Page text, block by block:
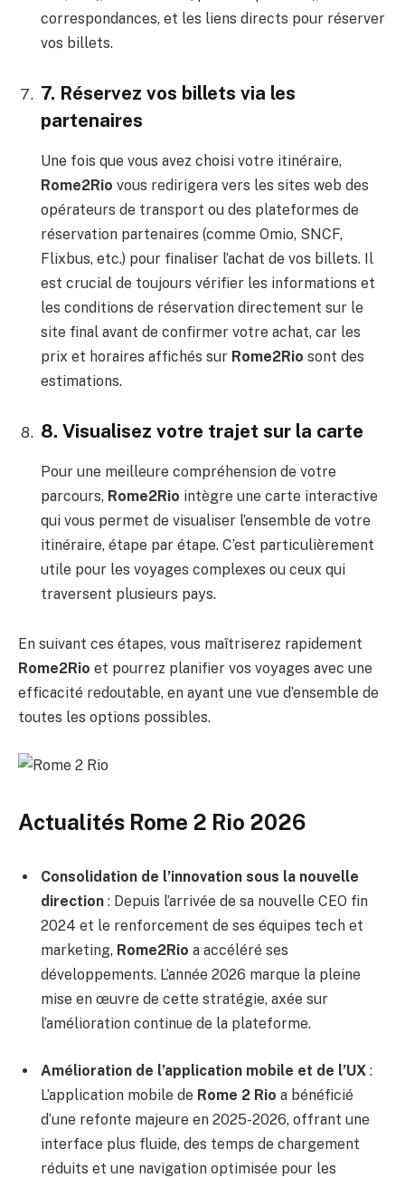
correspondances, et les liens directs pour réserver
vos billets.
7. Réservez vos billets via les
partenaires
Une fois que vous avez choisi votre itinéraire,
Rome2Rio vous redirigera vers les sites web des
opérateurs de transport ou des plateformes de
réservation partenaires (comme Omio, SNCF,
Flixbus, etc.) pour finaliser l’achat de vos billets. Il
est crucial de toujours vérifier les informations et
les conditions de réservation directement sur le
site final avant de confirmer votre achat, car les
prix et horaires affichés sur Rome2Rio sont des
estimations.
8. Visualisez votre trajet sur la carte
Pour une meilleure compréhension de votre
parcours, Rome2Rio intègre une carte interactive
qui vous permet de visualiser l’ensemble de votre
itinéraire, étape par étape. C’est particulièrement
utile pour les voyages complexes ou ceux qui
traversent plusieurs pays.
En suivant ces étapes, vous maîtriserez rapidement
Rome2Rio et pourrez planifier vos voyages avec une
efficacité redoutable, en ayant une vue d’ensemble de
toutes les options possibles.
Actualités Rome 2 Rio 2026
Consolidation de l’innovation sous la nouvelle
direction : Depuis l’arrivée de sa nouvelle CEO fin
2024 et le renforcement de ses équipes tech et
marketing, Rome2Rio a accéléré ses
développements. L’année 2026 marque la pleine
mise en œuvre de cette stratégie, axée sur
l’amélioration continue de la plateforme.
Amélioration de l’application mobile et de l’UX :
L’application mobile de Rome 2 Rio a bénéficié
d’une refonte majeure en 2025-2026, offrant une
interface plus fluide, des temps de chargement
réduits et une navigation optimisée pour les